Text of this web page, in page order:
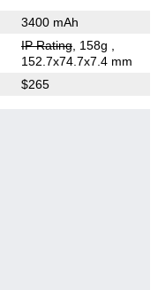
3400 mAh
IP Rating, 158g
152.7x74.7x7.4 mm
$265